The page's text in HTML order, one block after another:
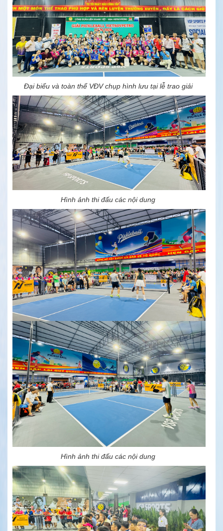
Đại biểu và toàn thể VĐV chụp hình lưu tại lễ trao giải
Hình ảnh thi đấu các nội dung
Hình ảnh thi đấu các nội dung